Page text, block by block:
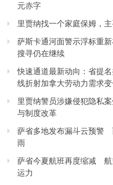
元赤字
里贾纳找一个家庭保姆，
萨斯卡通河面警示浮标重
搜寻仍在继续
快速通道最新动向：省提
线折射加拿大劳动力需求
里贾纳警员涉嫌侵犯隐私
与制度改革
萨省多地发布漏斗云预警
雨
萨省今夏航班再度缩减 航
运力